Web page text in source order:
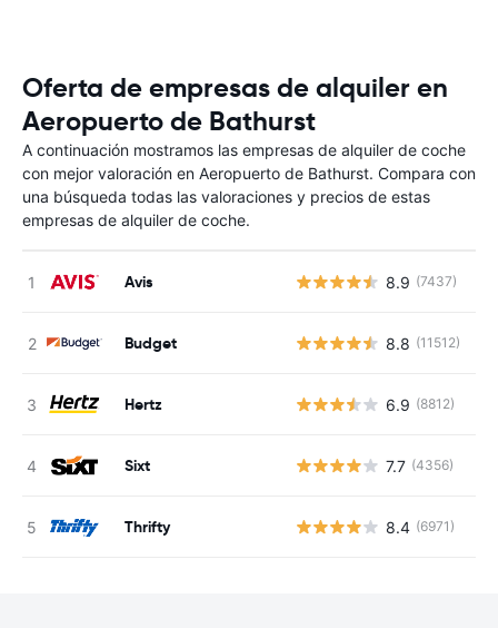
Oferta de empresas de alquiler en
Aeropuerto de Bathurst
A continuación mostramos las empresas de alquiler de coche
con mejor valoración en Aeropuerto de Bathurst. Compara con
una búsqueda todas las valoraciones y precios de estas
empresas de alquiler de coche.
Avis 8.9 (7437)
Budget 8.8 (11512)
Hertz 6.9 (8812)
Sixt 7.7 (4356)
Thrifty 8.4 (6971)